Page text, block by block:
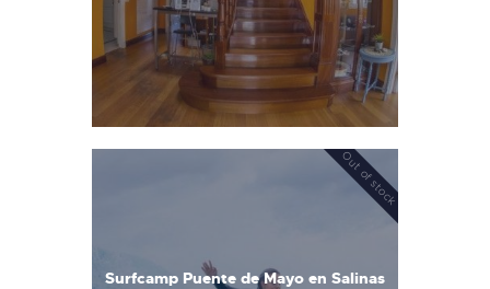
Out of stock
Surfcamp Puente de Mayo en Salinas